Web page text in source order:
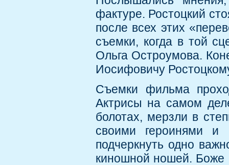
фактуре. Ростоцкий
после всех этих
съемки, когда в той
Ольга Остроумова.
Иосифовичу
Съемки фильма
Актрисы на самом
болотах, мерзли в
своими героинями
подчеркнуть одно
киношной ношей. Боже